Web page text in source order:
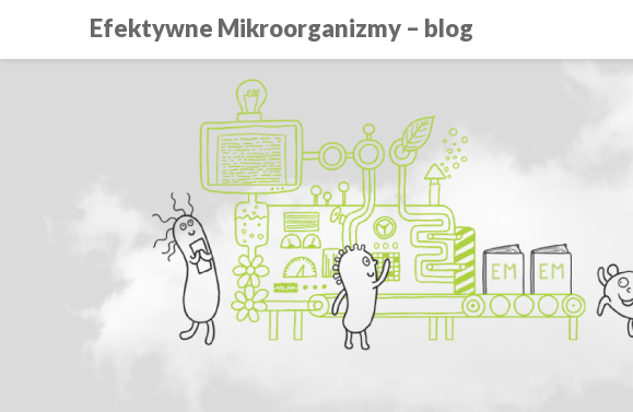
Efektywne Mikroorganizmy – blog